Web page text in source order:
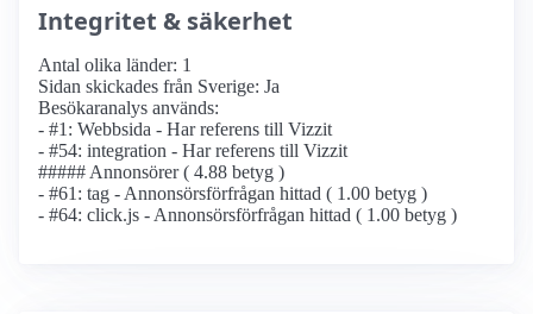
Integritet & säkerhet
Antal olika länder: 1
Sidan skickades från Sverige: Ja
Besökaranalys används:
- #1: Webbsida - Har referens till Vizzit
- #54: integration - Har referens till Vizzit
##### Annonsörer ( 4.88 betyg )
- #61: tag - Annonsörs­förfrågan hittad ( 1.00 betyg )
- #64: click.js - Annonsörs­förfrågan hittad ( 1.00 betyg )